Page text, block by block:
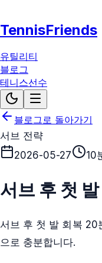
TennisFriends
유틸리티
블로그
테니스선수
블로그로 돌아가기
서브 전략
2026-05-27
10
서브 후 첫
서브 후 첫 발 회복 20
으로 충분합니다.